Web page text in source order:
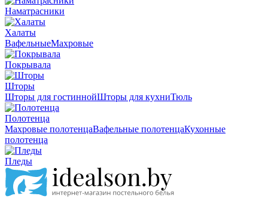
Наматрасники
Халаты
ВафельныеМахровые
Покрывала
Шторы
Шторы для гостиннойШторы для кухниТюль
Полотенца
Махровые полотенцаВафельные полотенцаКухонные
полотенца
Пледы